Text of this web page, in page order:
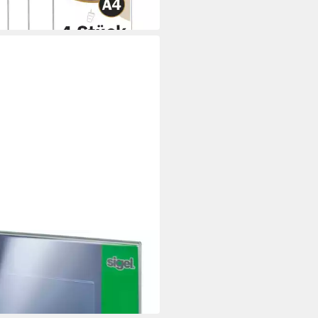
Tischaufsteller A5
glasklar VE=1 Stück
€